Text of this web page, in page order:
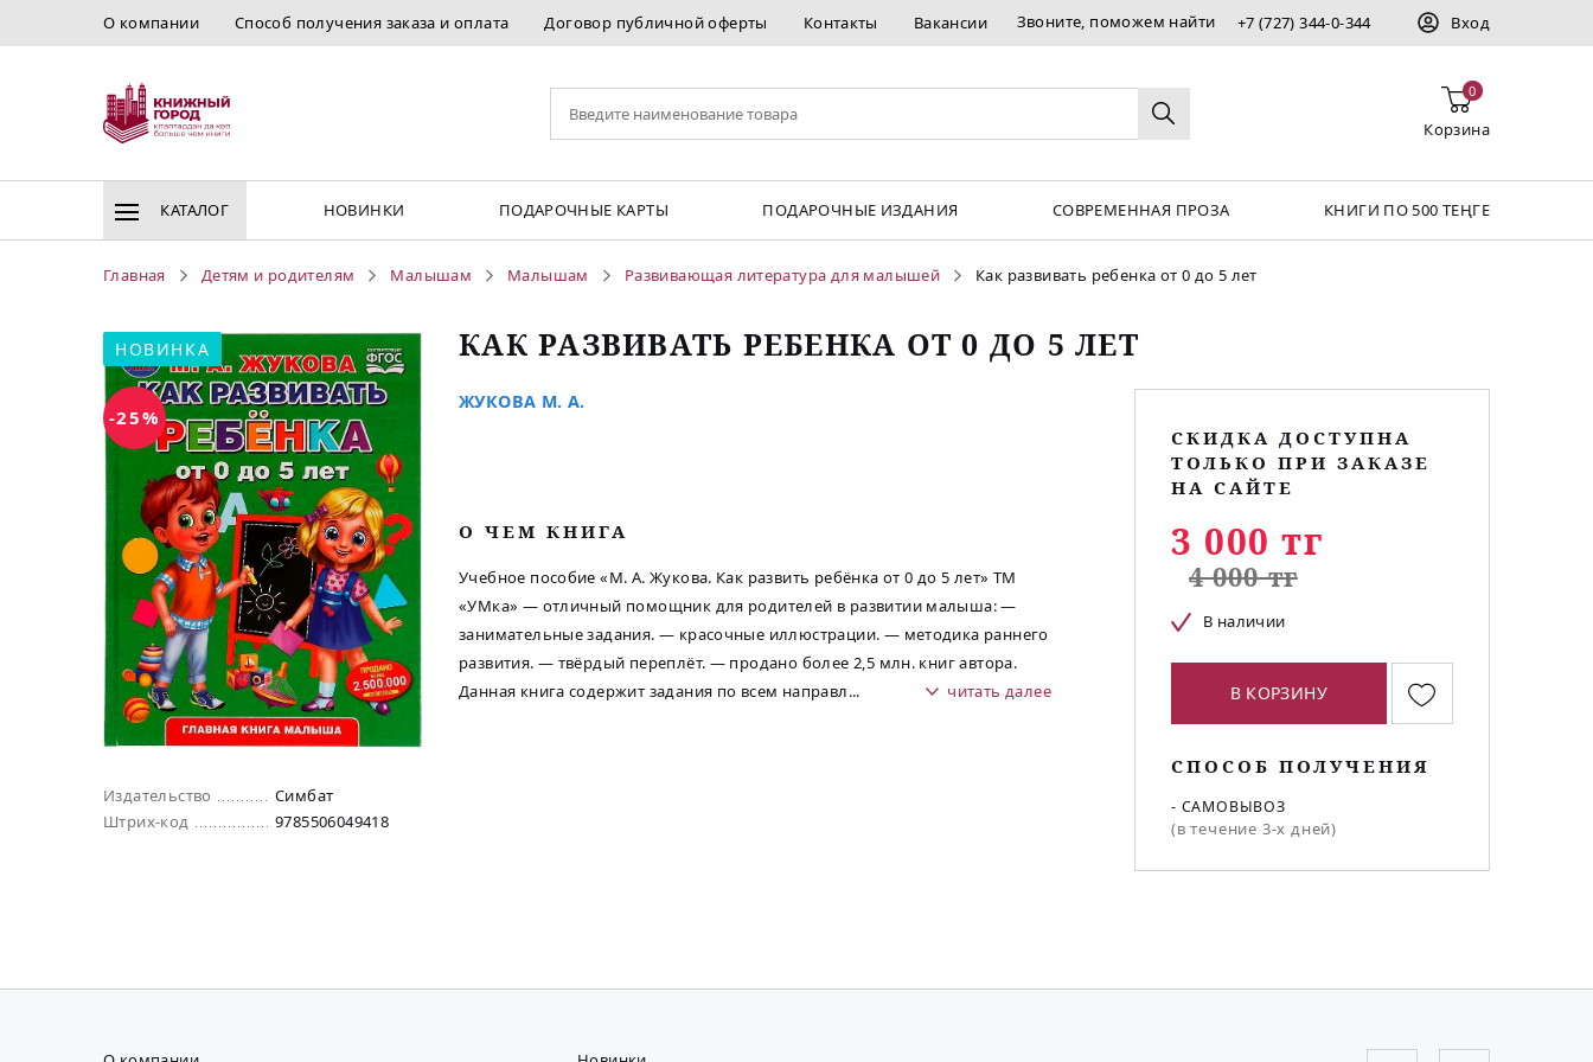
О компании Способ получения заказа и оплата Договор публичной оферты Контакты Вакансии Звоните, поможем найти +7 (727) 344-0-344 Вход
0
Корзина
КАТАЛОГ НОВИНКИ ПОДАРОЧНЫЕ КАРТЫ ПОДАРОЧНЫЕ ИЗДАНИЯ СОВРЕМЕННАЯ ПРОЗА КНИГИ ПО 500 ТЕҢГЕ
Главная Детям и родителям Малышам Малышам Развивающая литература для малышей Как развивать ребенка от 0 до 5 лет
НОВИНКА
-25%
Издательство
Симбат
Штрих-код
9785506049418
КАК РАЗВИВАТЬ РЕБЕНКА ОТ 0 ДО 5 ЛЕТ
ЖУКОВА М. А.
O ЧЕМ КНИГА
Учебное пособие «М. А. Жукова. Как развить ребёнка от 0 до 5 лет» ТМ
«УМка» — отличный помощник для родителей в развитии малыша: —
занимательные задания. — красочные иллюстрации. — методика раннего
развития. — твёрдый переплёт. — продано более 2,5 млн. книг автора.
Данная книга содержит задания по всем направл... читать далее
СКИДКА ДОСТУПНА
ТОЛЬКО ПРИ ЗАКАЗЕ
НА САЙТЕ
3 000 тг
4 000 тг
В наличии
В КОРЗИНУ
СПОСОБ ПОЛУЧЕНИЯ
- САМОВЫВОЗ
(в течение 3-х дней)